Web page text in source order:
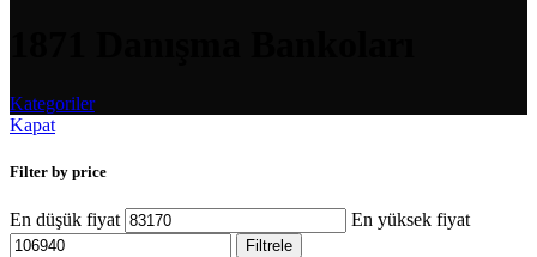
Kategoriler
Kapat
Filter by price
En düşük fiyat En yüksek fiyat
Filtrele